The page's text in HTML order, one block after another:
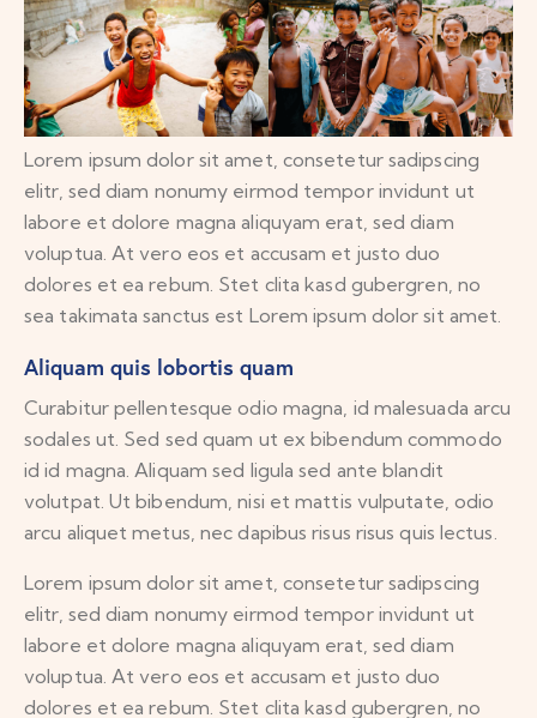
Lorem ipsum dolor sit amet, consetetur sadipscing
elitr, sed diam nonumy eirmod tempor invidunt ut
labore et dolore magna aliquyam erat, sed diam
voluptua. At vero eos et accusam et justo duo
dolores et ea rebum. Stet clita kasd gubergren, no
sea takimata sanctus est Lorem ipsum dolor sit amet.
Aliquam quis lobortis quam
Curabitur pellentesque odio magna, id malesuada arcu
sodales ut. Sed sed quam ut ex bibendum commodo
id id magna. Aliquam sed ligula sed ante blandit
volutpat. Ut bibendum, nisi et mattis vulputate, odio
arcu aliquet metus, nec dapibus risus risus quis lectus.
Lorem ipsum dolor sit amet, consetetur sadipscing
elitr, sed diam nonumy eirmod tempor invidunt ut
labore et dolore magna aliquyam erat, sed diam
voluptua. At vero eos et accusam et justo duo
dolores et ea rebum. Stet clita kasd gubergren, no